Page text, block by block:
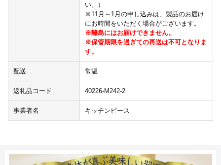
い。）
※11月～1月の申し込みは、製品のお届け
にお時間をいただく場合がございます。
※離島にはお届けできません。
※保管期限を過ぎての再送は不可となりま
す。
配送 常温
返礼品コード 40226-M242-2
事業者名 キッチンピース